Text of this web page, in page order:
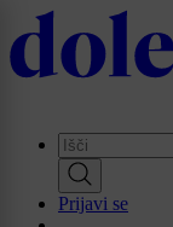
Skip
to
main
Prijavi se